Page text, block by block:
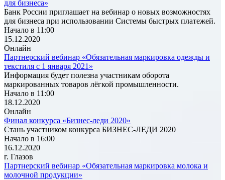
для бизнеса»
Банк России приглашает на вебинар о новых возможностях
для бизнеса при использовании Системы быстрых платежей.
Начало в 11:00
15.12.2020
Онлайн
Партнерский вебинар «Обязательная маркировка одежды и
текстиля с 1 января 2021»
Информация будет полезна участникам оборота
маркированных товаров лёгкой промышленности.
Начало в 11:00
18.12.2020
Онлайн
Финал конкурса «Бизнес-леди 2020»
Стань участником конкурса БИЗНЕС-ЛЕДИ 2020
Начало в 16:00
16.12.2020
г. Глазов
Партнерский вебинар «Обязательная маркировка молока и
молочной продукции»